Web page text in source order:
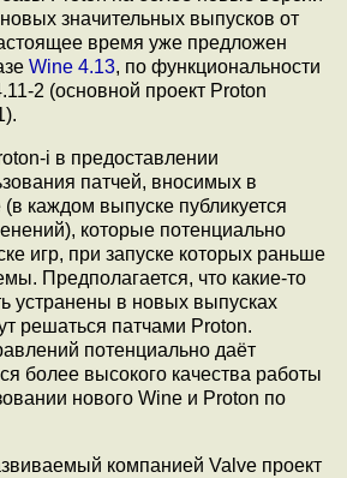
значительных выпусков от
время уже предложен
Wine 4.13, по функциональности
2 (основной проект Proton
i в предоставлении
патчей, вносимых в
каждом выпуске публикуется
которые потенциально
игр, при запуске которых раньше
Предполагается, что какие-то
устранены в новых выпусках
решаться патчами Proton.
потенциально даёт
более высокого качества работы
нового Wine и Proton по
компанией Valve проект